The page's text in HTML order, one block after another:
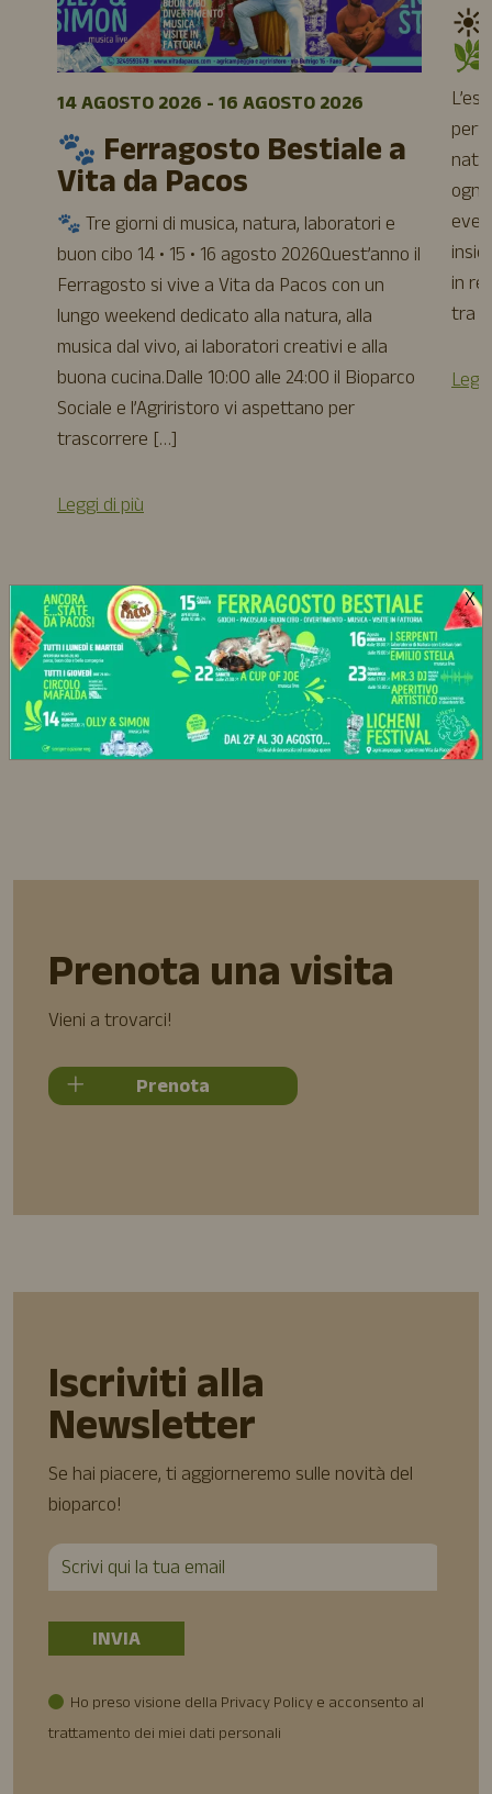
14 AGOSTO 2026 - 16 AGOSTO 2026
🐾 Ferragosto Bestiale a
Vita da Pacos
🐾 Tre giorni di musica, natura, laboratori e
buon cibo 14 • 15 • 16 agosto 2026Quest’anno il
Ferragosto si vive a Vita da Pacos con un
lungo weekend dedicato alla natura, alla
musica dal vivo, ai laboratori creativi e alla
buona cucina.Dalle 10:00 alle 24:00 il Bioparco
Sociale e l’Agriristoro vi aspettano per
trascorrere […]
Leggi di più
☀️
🌿
in
tra
Tutti gli eventi
X
Prenota una visita
Vieni a trovarci!
Prenota
Iscriviti alla
Newsletter
Se hai piacere, ti aggiorneremo sulle novità del
bioparco!
Ho preso visione della Privacy Policy e acconsento al
trattamento dei miei dati personali